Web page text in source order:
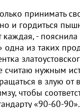
принимать
и гордиться
- пояснила
одна из таких
считаю нужным
в злую от
чтобы
«90-60-